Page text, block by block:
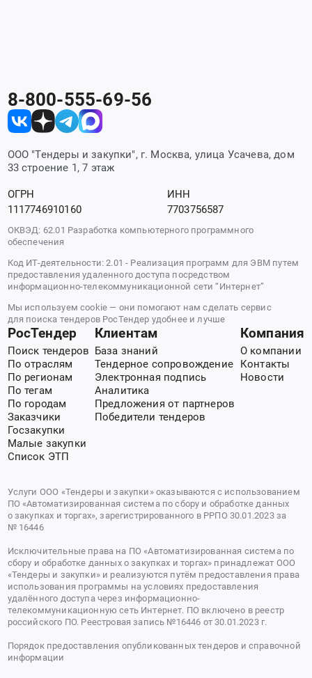
8-800-555-69-56
ООО "Тендеры и закупки", г. Москва, улица Усачева, дом
33 строение 1, 7 этаж
ОГРН
1117746910160
ИНН
7703756587
ОКВЭД: 62.01 Разработка компьютерного программного
обеспечения
Код ИТ-деятельности: 2.01 - Реализация программ для ЭВМ путем
предоставления удаленного доступа посредством
информационно-телекоммуникационной сети “Интернет”
Мы используем cookie — они помогают нам сделать сервис
для поиска тендеров РосТендер удобнее и лучше
РосТендер
Поиск тендеров
По отраслям
По регионам
По тегам
По городам
Заказчики
Госзакупки
Малые закупки
Список ЭТП
Клиентам
База знаний
Тендерное сопровождение
Электронная подпись
Аналитика
Предложения от партнеров
Победители тендеров
Компания
О компании
Контакты
Новости
Услуги ООО «Тендеры и закупки» оказываются с использованием
ПО «Автоматизированная система по сбору и обработке данных
о закупках и торгах», зарегистрированного в РРПО 30.01.2023 за
№ 16446
Исключительные права на ПО «Автоматизированная система по
сбору и обработке данных о закупках и торгах» принадлежат ООО
«Тендеры и закупки» и реализуются путём предоставления права
использования программы на условиях предоставления
удалённого доступа через информационно-
телекоммуникационную сеть Интернет. ПО включено в реестр
российского ПО. Реестровая запись №16446 от 30.01.2023 г.
Порядок предоставления опубликованных тендеров и справочной
информации